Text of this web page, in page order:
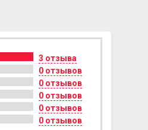
3 отзыва
0 отзывов
0 отзывов
0 отзывов
0 отзывов
0 отзывов